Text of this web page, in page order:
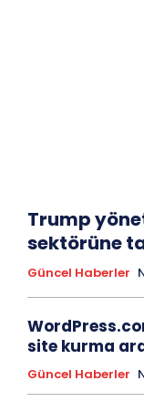
Trump
sektörüne
Güncel Haberler
site kurma
Güncel Haberler